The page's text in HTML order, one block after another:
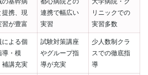
提携、現
習が豊富
連携で幅広い
実習
リニックでの
実習多数
による個
導・模
補講充実
試験対策講座
やグループ指
導が充実
少人数制クラ
スでの徹底指
導